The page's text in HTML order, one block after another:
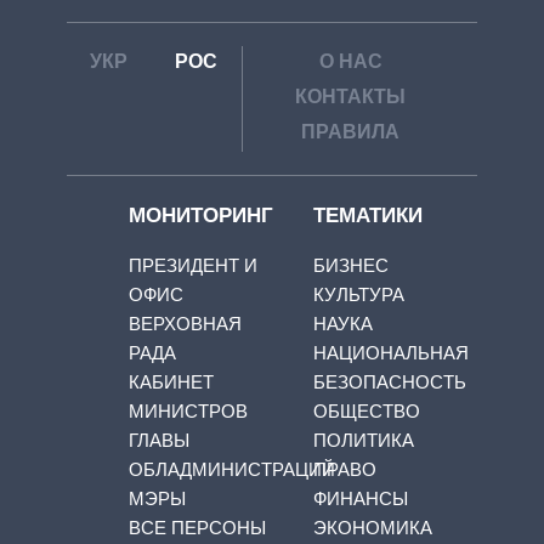
УКР РОС
О НАС
КОНТАКТЫ
ПРАВИЛА
МОНИТОРИНГ
ПРЕЗИДЕНТ И
ОФИС
ВЕРХОВНАЯ
РАДА
КАБИНЕТ
МИНИСТРОВ
ГЛАВЫ
ОБЛАДМИНИСТРАЦИЙ
МЭРЫ
ВСЕ ПЕРСОНЫ
ТЕМАТИКИ
БИЗНЕС
КУЛЬТУРА
НАУКА
НАЦИОНАЛЬНАЯ
БЕЗОПАСНОСТЬ
ОБЩЕСТВО
ПОЛИТИКА
ПРАВО
ФИНАНСЫ
ЭКОНОМИКА